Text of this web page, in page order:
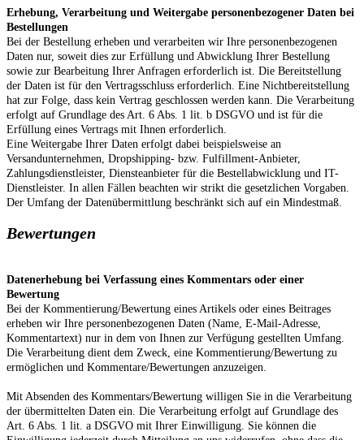
Erhebung, Verarbeitung und Weitergabe personenbezogener Daten bei
Bestellungen
Bei der Bestellung erheben und verarbeiten wir Ihre personenbezogenen
Daten nur, soweit dies zur Erfüllung und Abwicklung Ihrer Bestellung
sowie zur Bearbeitung Ihrer Anfragen erforderlich ist. Die Bereitstellung
der Daten ist für den Vertragsschluss erforderlich. Eine Nichtbereitstellung
hat zur Folge, dass kein Vertrag geschlossen werden kann. Die Verarbeitung
erfolgt auf Grundlage des Art. 6 Abs. 1 lit. b DSGVO und ist für die
Erfüllung eines Vertrags mit Ihnen erforderlich.
Eine Weitergabe Ihrer Daten erfolgt dabei beispielsweise an
Versandunternehmen, Dropshipping- bzw. Fulfillment-Anbieter,
Zahlungsdienstleister, Diensteanbieter für die Bestellabwicklung und IT-
Dienstleister. In allen Fällen beachten wir strikt die gesetzlichen Vorgaben.
Der Umfang der Datenübermittlung beschränkt sich auf ein Mindestmaß.
Bewertungen
Datenerhebung bei Verfassung eines Kommentars oder einer
Bewertung
Bei der Kommentierung/Bewertung eines Artikels oder eines Beitrages
erheben wir Ihre personenbezogenen Daten (Name, E-Mail-Adresse,
Kommentartext) nur in dem von Ihnen zur Verfügung gestellten Umfang.
Die Verarbeitung dient dem Zweck, eine Kommentierung/Bewertung zu
ermöglichen und Kommentare/Bewertungen anzuzeigen.
Mit Absenden des Kommentars/Bewertung willigen Sie in die Verarbeitung
der übermittelten Daten ein. Die Verarbeitung erfolgt auf Grundlage des
Art. 6 Abs. 1 lit. a DSGVO mit Ihrer Einwilligung. Sie können die